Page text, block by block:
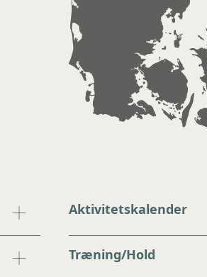
Aktivitetskalender
Træning/Hold